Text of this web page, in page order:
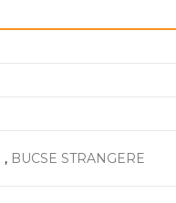
, BUCSE STRANGERE